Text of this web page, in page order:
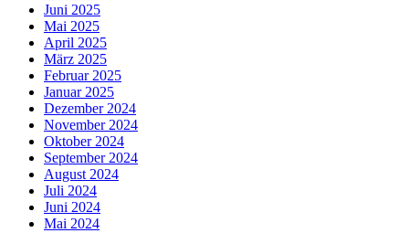
Juni 2025
Mai 2025
April 2025
März 2025
Februar 2025
Januar 2025
Dezember 2024
November 2024
Oktober 2024
September 2024
August 2024
Juli 2024
Juni 2024
Mai 2024